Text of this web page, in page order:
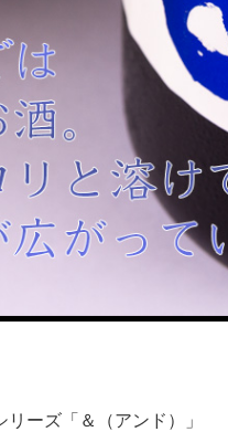
ーズ「＆（アンド）」